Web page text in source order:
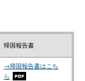
帰国報告書
→帰国報告書はこち
ら